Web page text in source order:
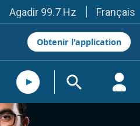
Agadir 99.7 Hz
Tanger 103.3 Hz
Tétouan 87.8 Hz
Fès 98.8 Hz
Meknès 97.2 Hz
El Jadida 97.3
Settat 104,6
Essaouira 96.6
Français
Obtenir l'application